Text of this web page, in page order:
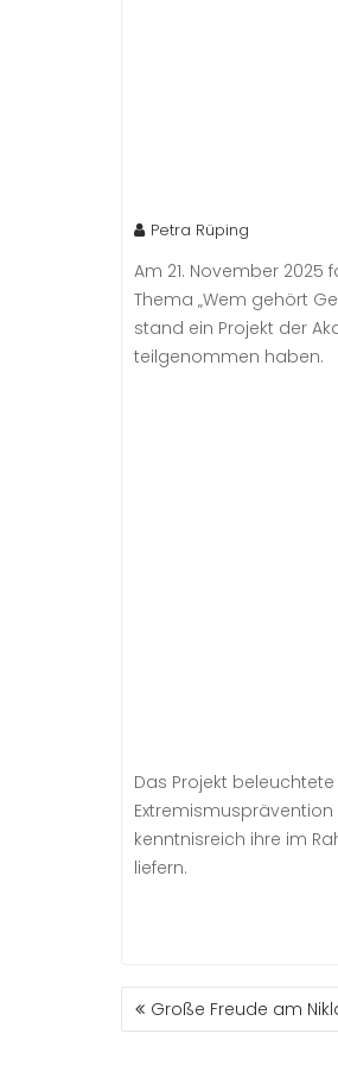
Petra Rüping
Am 21. November
Thema „Wem gehört
stand ein Projekt der
teilgenommen haben.
Das Projekt
kenntnisreich ihre im
liefern.
Große Freude am